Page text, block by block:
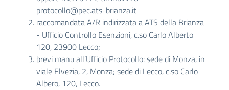
protocollo@pec.ats-brianza.it
raccomandata A/R indirizzata a ATS della Brianza
- Ufficio Controllo Esenzioni, c.so Carlo Alberto
120, 23900 Lecco;
brevi manu all’Ufficio Protocollo: sede di Monza, in
viale Elvezia, 2, Monza; sede di Lecco, c.so Carlo
Albero, 120, Lecco.